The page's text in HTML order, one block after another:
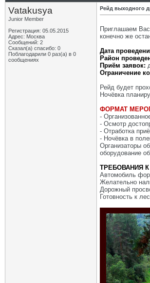
Vatakusya
Junior Member
Регистрация: 05.05.2015
Адрес: Москва
Сообщений: 2
Сказал(а) спасибо: 0
Поблагодарили 0 раз(а) в 0
сообщениях
Рейд выходного
Приглашаем
конечно же
Дата
Район
Приём заявок:
Ограничение
Рейд будет
Ночёвка
ФОРМАТ
-
- Осмотр
- Отработка
- Ночёвка в
Организаторы
оборудование
ТРЕБОВАНИЯ
Автомобиль
Желательно
Дорожный
Готовность к